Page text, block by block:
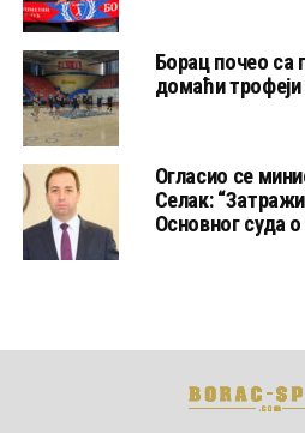
Борац почео
домаћи трофеји
Огласио се
Селак:
Основног суда